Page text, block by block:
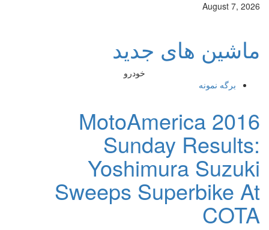
August 7, 2026
ماشین های جدید
خودرو
برگه نمونه
2016 MotoAmerica
Sunday Results:
Yoshimura Suzuki
Sweeps Superbike At
COTA